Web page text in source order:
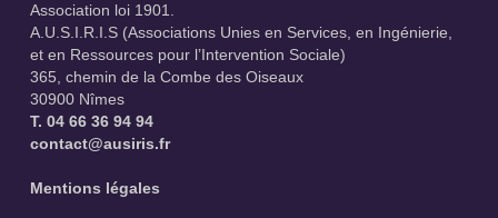
Association loi 1901.
A.U.S.I.R.I.S (Associations Unies en Services, en Ingénierie,
et en Ressources pour l’Intervention Sociale)
365, chemin de la Combe des Oiseaux
30900 Nîmes
T. 04 66 36 94 94
contact@ausiris.fr
Mentions légales